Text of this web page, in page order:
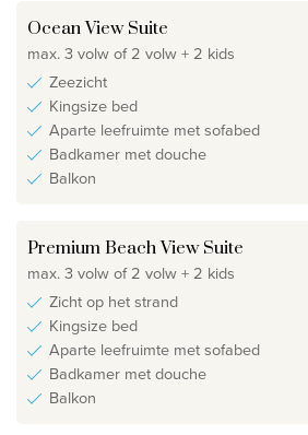
Ocean View Suite
max. 3 volw of 2 volw + 2 kids
Zeezicht
Kingsize bed
Aparte leefruimte met sofabed
Badkamer met douche
Balkon
Premium Beach View Suite
max. 3 volw of 2 volw + 2 kids
Zicht op het strand
Kingsize bed
Aparte leefruimte met sofabed
Badkamer met douche
Balkon